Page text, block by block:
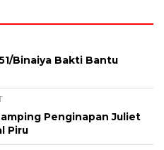
Binaiya Bakti Bantu
Penginapan Juliet
Piru